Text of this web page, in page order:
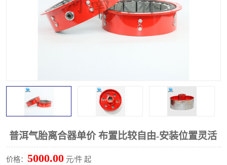
普洱气胎离合器单价 布置比较自由-安装位置灵活
价格： 5000.00 元/件 起
DY隔膜式离合器 CB离合器
实芯轮胎